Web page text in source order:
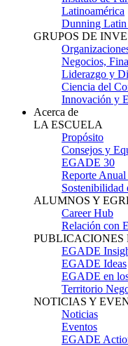
Latinoamérica
Dunning Latin
GRUPOS DE
Negocios,
Liderazgo y
Ciencia del
Innovación y
Acerca de
LA ESCUELA
Propósito
Consejos y
EGADE 30
Reporte
Sostenibilidad
ALUMNOS Y
Career Hub
Relación con
EGADE
EGADE Ideas
EGADE en
Territorio
NOTICIAS Y
Noticias
Eventos
EGADE